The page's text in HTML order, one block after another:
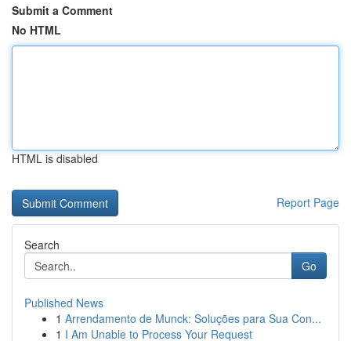
Submit a Comment
No HTML
HTML is disabled
Report Page
Search
Go
Published News
1 Arrendamento de Munck: Soluções para Sua Con...
1 I Am Unable to Process Your Request